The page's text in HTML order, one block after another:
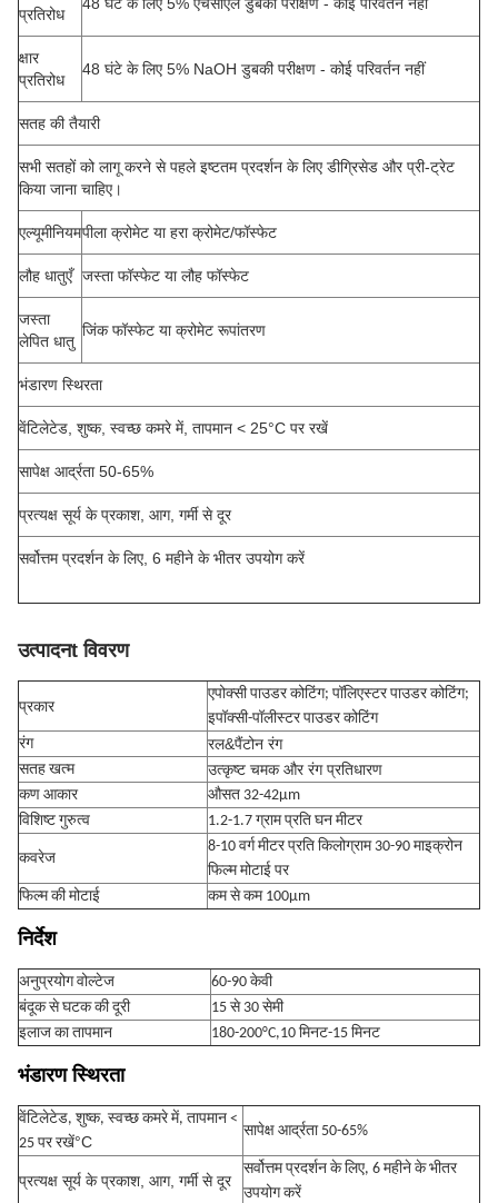
प्रतिरोध
क्षार
प्रतिरोध
48 घंटे के लिए 5% NaOH डुबकी परीक्षण - कोई परिवर्तन नहीं
सतह की तैयारी
सभी सतहों को लागू करने से पहले इष्टतम प्रदर्शन के लिए डीग्रिसेड और प्री-ट्रेट
किया जाना चाहिए।
एल्यूमीनियमपीला क्रोमेट या हरा क्रोमेट/फॉस्फेट
लौह धातुएँ जस्ता फॉस्फेट या लौह फॉस्फेट
जस्ता
लेपित धातु
जिंक फॉस्फेट या क्रोमेट रूपांतरण
भंडारण स्थिरता
वेंटिलेटेड, शुष्क, स्वच्छ कमरे में, तापमान < 25°C पर रखें
सापेक्ष आर्द्रता 50-65%
प्रत्यक्ष सूर्य के प्रकाश, आग, गर्मी से दूर
सर्वोत्तम प्रदर्शन के लिए, 6 महीने के भीतर उपयोग करें
उत्पादनt विवरण
प्रकार
एपोक्सी पाउडर कोटिंग; पॉलिएस्टर पाउडर कोटिंग;
इपॉक्सी-पॉलीस्टर पाउडर कोटिंग
रंग
रल&पैंटोन रंग
सतह खत्म उत्कृष्ट चमक और रंग प्रतिधारण
कण आकार
औसत 32-42μm
विशिष्ट गुरुत्व
1.2-1.7 ग्राम प्रति घन मीटर
कवरेज
8-10 वर्ग मीटर प्रति किलोग्राम 30-90 माइक्रोन
फिल्म मोटाई पर
फिल्म की मोटाई
कम से कम 100μm
निर्देश
अनुप्रयोग वोल्टेज
60-90 केवी
बंदूक से घटक की दूरी
15 से 30 सेमी
इलाज का तापमान
180-200°C,10 मिनट-15 मिनट
भंडारण स्थिरता
वेंटिलेटेड, शुष्क, स्वच्छ कमरे में, तापमान <
25 पर रखें°C
सापेक्ष आर्द्रता 50-65%
प्रत्यक्ष सूर्य के प्रकाश, आग, गर्मी से दूर
सर्वोत्तम प्रदर्शन के लिए, 6 महीने के भीतर
उपयोग करें